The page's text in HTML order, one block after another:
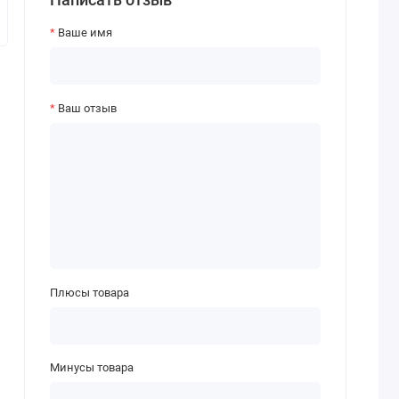
Ваше имя
Ваш отзыв
Плюсы товара
Минусы товара